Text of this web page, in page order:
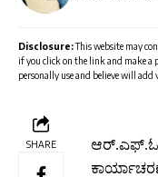
Disclosure:This website may
if you click on the link and make a
personally use and believe will add
SHARE
ಆರ್.ಎಫ್.ಓ